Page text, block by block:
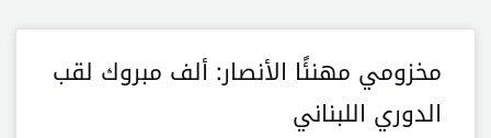
مخزومي مهنئًا الأنصار: ألف مبروك لقب
الدوري اللبناني